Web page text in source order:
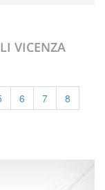
VICENZA
6 7
8